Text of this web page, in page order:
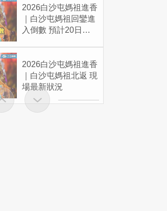
2026白沙屯媽祖進香
｜白沙屯媽祖回鑾進
入倒數 預計20日回
2026白沙屯媽祖進香
｜白沙屯媽祖北返 現
場最新狀況